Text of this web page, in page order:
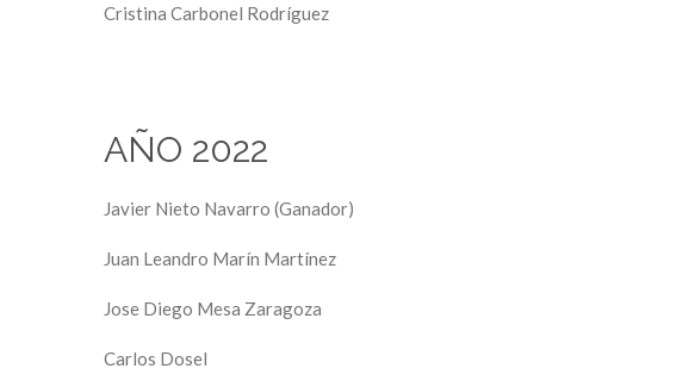
Cristina Carbonel Rodríguez
AÑO 2022
Javier Nieto Navarro (Ganador)
Juan Leandro Marín Martínez
Jose Diego Mesa Zaragoza
Carlos Dosel